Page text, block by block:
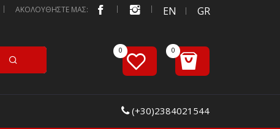
ΑΚΟΛΟΥΘΗΣΤΕ ΜΑΣ: EN GR
(+30)2384021544